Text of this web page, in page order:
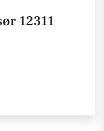
12311